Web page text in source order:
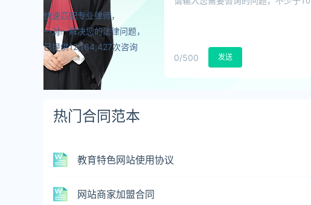
快速匹配专业律师，
一对一解决您的法律问题，
已提供12,164,427次咨询
0/500 发送
热门合同范本
教育特色网站使用协议
网站商家加盟合同